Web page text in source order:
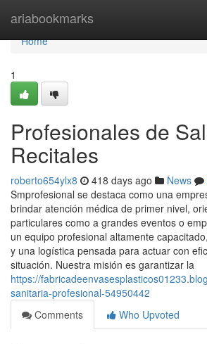
ariabookmarks
Home
Home
1
Profesionales de
Recitales
roberto654ylx8 418 days ago News
Smprofesional se destaca como una
brindar atención médica de primer nivel,
particulares como a grandes eventos o
un equipo profesional altamente
y una logística pensada para actuar con
situación. Nuestra misión es garantizar la
https://
sanitaria-profesional-54950442
Comments
Who Upvoted